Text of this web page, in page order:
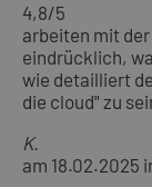
4,8/5
arbeiten mit
eindrücklich,
wie detailliert
die cloud" zu
K.
am 18.02.2025